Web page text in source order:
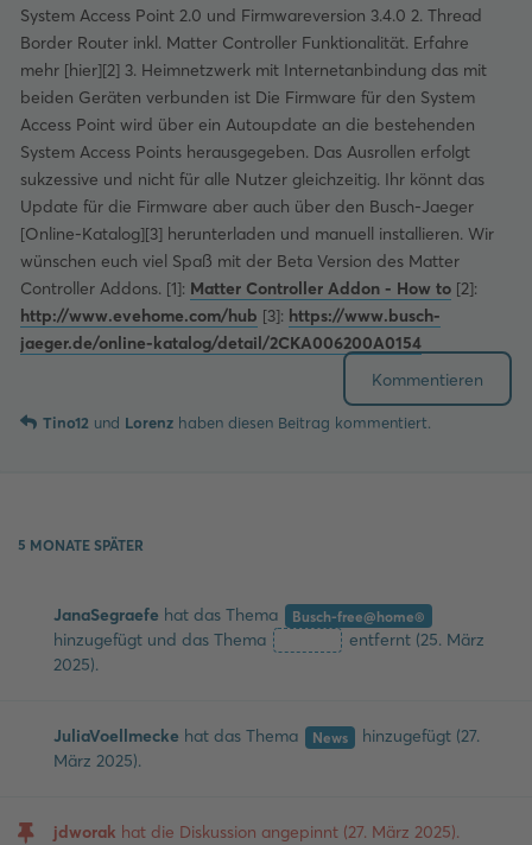
System Access Point 2.0 und Firmwareversion 3.4.0 2. Thread
Border Router inkl. Matter Controller Funktionalität. Erfahre
mehr [hier][2] 3. Heimnetzwerk mit Internetanbindung das mit
beiden Geräten verbunden ist Die Firmware für den System
Access Point wird über ein Autoupdate an die bestehenden
System Access Points herausgegeben. Das Ausrollen erfolgt
sukzessive und nicht für alle Nutzer gleichzeitig. Ihr könnt das
Update für die Firmware aber auch über den Busch-Jaeger
[Online-Katalog][3] herunterladen und manuell installieren. Wir
wünschen euch viel Spaß mit der Beta Version des Matter
Controller Addons. [1]: Matter Controller Addon - How to [2]:
http://www.evehome.com/hub [3]: https://www.busch-
jaeger.de/online-katalog/detail/2CKA006200A0154
Kommentieren
Tino12 und Lorenz haben diesen Beitrag kommentiert.
5 MONATE SPÄTER
JanaSegraefe hat das Thema Busch-free@home®
hinzugefügt und das Thema entfernt (25. März
2025).
JuliaVoellmecke hat das Thema News hinzugefügt (27.
März 2025).
jdworak hat die Diskussion angepinnt (27. März 2025).